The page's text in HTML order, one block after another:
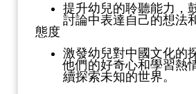
提升幼兒的聆聽能力，
討論中表達自己的想法
態度
激發幼兒對中國文化的
他們的好奇心和學習熱
續探索未知的世界。